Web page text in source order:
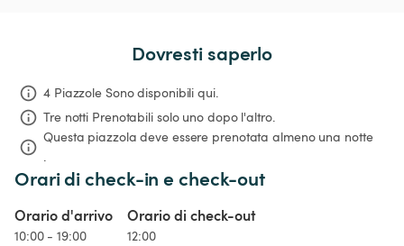
Dovresti saperlo
4 Piazzole Sono disponibili qui.
Tre notti Prenotabili solo uno dopo l'altro.
Questa piazzola deve essere prenotata almeno una notte
.
Orari di check-in e check-out
Orario d'arrivo
10:00 - 19:00
Orario di check-out
12:00